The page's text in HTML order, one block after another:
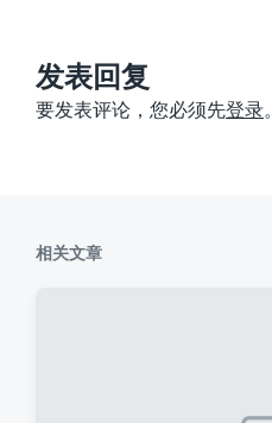
：
发表回复
要发表评论，您必须先登录。
相关文章